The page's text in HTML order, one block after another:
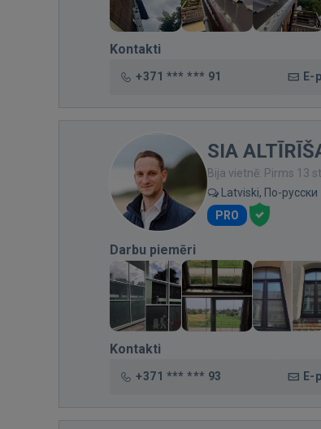
Kontakti
+371 *** *** 91 E-
SIA
Bija vietnē: Pirms 13 st.
Latviski, По-русски
PRO
Darbu piemēri
Kontakti
+371 *** *** 93 E-